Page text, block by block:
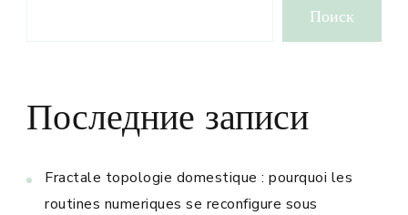
Поиск
Последние записи
Fractale topologie domestique : pourquoi les
routines numeriques se reconfigure sous